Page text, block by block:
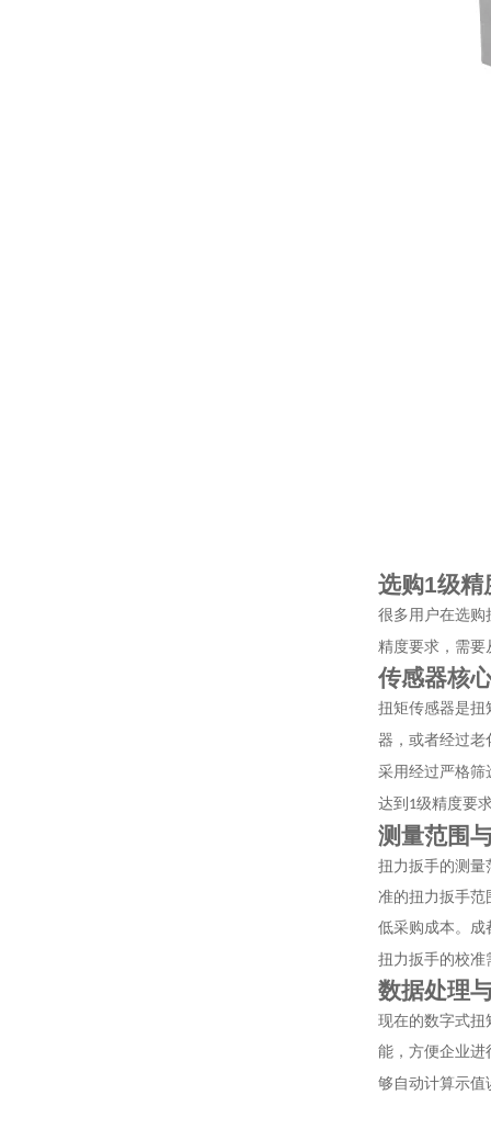
选购1级精
很多用户在选购
精度要求，需要
传感器核
扭矩传感器是扭
器，或者经过老
采用经过严格筛
达到 1级精度要
测量范围
扭力扳手的测量
准的扭力扳手范
低采购成本。成
扭力扳手的校准
数据处理
现在的数字式扭
能，方便企业进
够自动计算示值